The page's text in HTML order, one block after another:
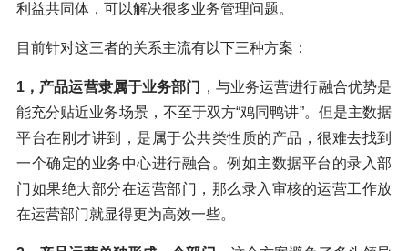
利益共同体，可以解决很多业务管理问题。
目前针对这三者的关系主流有以下三种方案：
1，产品运营隶属于业务部门
，与业务运营进行融合优势是
能充分贴近业务场景，不至于双方“鸡同鸭讲”。但是主数据
平台在刚才讲到，是属于公共类性质的产品，很难去找到
一个确定的业务中心进行融合。例如主数据平台的录入部
门如果绝大部分在运营部门，那么录入审核的运营工作放
在运营部门就显得更为高效一些。